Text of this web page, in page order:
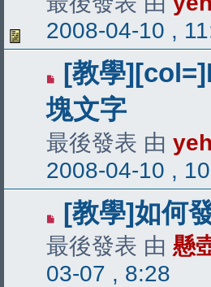
2008-04-10 ,
[教學
塊文字
最後發表 由
2008-04-10 ,
[教學]如何
最後發表 由 懸
03-07 , 8:28